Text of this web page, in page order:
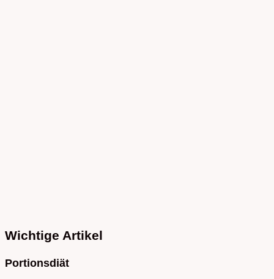
Wichtige Artikel
Portionsdiät